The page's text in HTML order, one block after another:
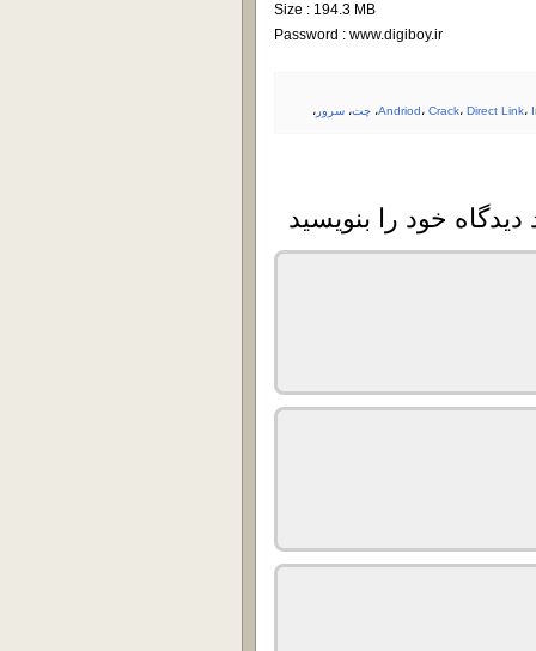
Size : 194.3 MB
Password : www.digiboy.ir
Andriod، Crack، Direct Link، ، چت، سرور ،